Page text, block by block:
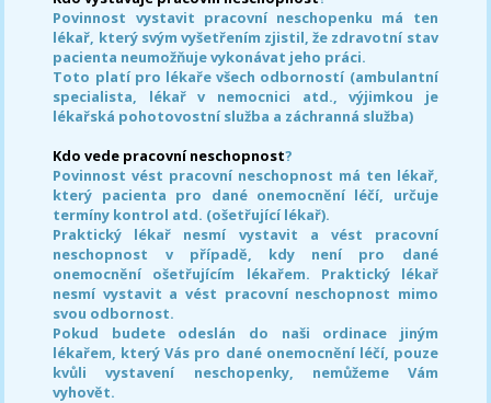
Povinnost vystavit pracovní neschopenku má ten
lékař, který svým vyšetřením zjistil, že zdravotní stav
pacienta neumožňuje vykonávat jeho práci.
Toto platí pro lékaře všech odborností (ambulantní
specialista, lékař v nemocnici atd., výjimkou je
lékařská pohotovostní služba a záchranná služba)
Kdo vede pracovní neschopnost?
Povinnost vést pracovní neschopnost má ten lékař,
který pacienta pro dané onemocnění léčí, určuje
termíny kontrol atd. (ošetřující lékař).
Praktický lékař nesmí vystavit a vést pracovní
neschopnost v případě, kdy není pro dané
onemocnění ošetřujícím lékařem. Praktický lékař
nesmí vystavit a vést pracovní neschopnost mimo
svou odbornost.
Pokud budete odeslán do naši ordinace jiným
lékařem, který Vás pro dané onemocnění léčí, pouze
kvůli vystavení neschopenky, nemůžeme Vám
vyhovět.